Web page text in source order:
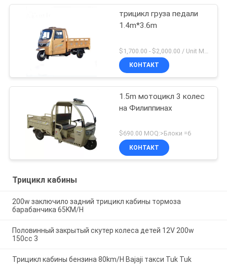
трицикл груза педали
1.4m*3.6m
КОНТАКТ
1.5m мотоцикл 3 колес
на Филиппинах
$690.00 MOQ:>Блоки =6
КОНТАКТ
Трицикл кабины
200w заключило задний трицикл кабины тормоза
барабанчика 65KM/H
Половинный закрытый скутер колеса детей 12V 200w
150cc 3
Трицикл кабины бензина 80km/H Bajaji такси Tuk Tuk